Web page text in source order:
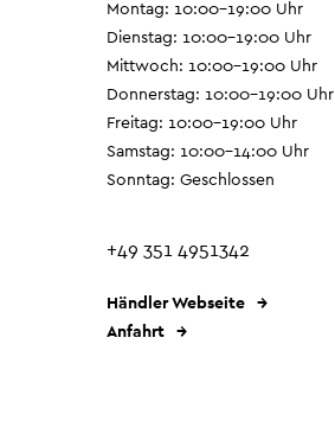
Montag: 10:00–19:00 Uhr
Dienstag: 10:00–19:00 Uhr
Mittwoch: 10:00–19:00 Uhr
Donnerstag: 10:00–19:00 Uhr
Freitag: 10:00–19:00 Uhr
Samstag: 10:00–14:00 Uhr
Sonntag: Geschlossen
+49 351 4951342
Händler Webseite
Anfahrt